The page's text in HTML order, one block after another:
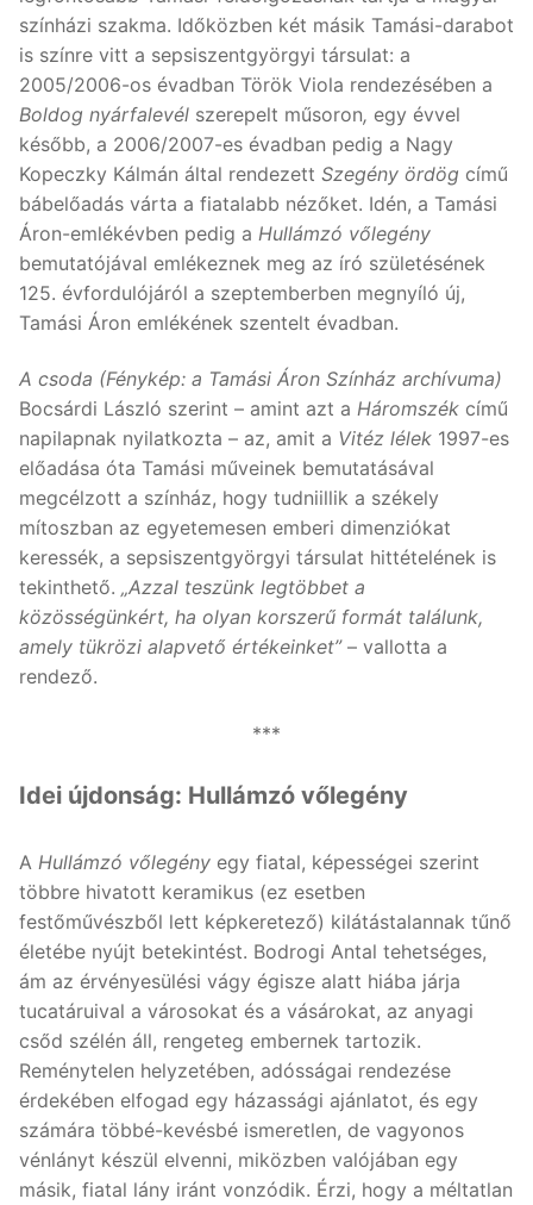
színházi szakma. Időközben két másik Tamási-darabot
is színre vitt a sepsiszentgyörgyi társulat: a
2005/2006-os évadban Török Viola rendezésében a
Boldog nyárfalevél szerepelt műsoron, egy évvel
később, a 2006/2007-es évadban pedig a Nagy
Kopeczky Kálmán által rendezett Szegény ördög című
bábelőadás várta a fiatalabb nézőket. Idén, a Tamási
Áron-emlékévben pedig a Hullámzó vőlegény
bemutatójával emlékeznek meg az író születésének
125. évfordulójáról a szeptemberben megnyíló új,
Tamási Áron emlékének szentelt évadban.
A csoda (Fénykép: a Tamási Áron Színház archívuma)
Bocsárdi László szerint – amint azt a Háromszék című
napilapnak nyilatkozta – az, amit a Vitéz lélek 1997-es
előadása óta Tamási műveinek bemutatásával
megcélzott a színház, hogy tudniillik a székely
mítoszban az egyetemesen emberi dimenziókat
keressék, a sepsiszentgyörgyi társulat hittételének is
tekinthető. „Azzal teszünk legtöbbet a
közösségünkért, ha olyan korszerű formát találunk,
amely tükrözi alapvető értékeinket” – vallotta a
rendező.
***
Idei újdonság: Hullámzó vőlegény
A Hullámzó vőlegény egy fiatal, képességei szerint
többre hivatott keramikus (ez esetben
festőművészből lett képkeretező) kilátástalannak tűnő
életébe nyújt betekintést. Bodrogi Antal tehetséges,
ám az érvényesülési vágy égisze alatt hiába járja
tucatáruival a városokat és a vásárokat, az anyagi
csőd szélén áll, rengeteg embernek tartozik.
Reménytelen helyzetében, adósságai rendezése
érdekében elfogad egy házassági ajánlatot, és egy
számára többé-kevésbé ismeretlen, de vagyonos
vénlányt készül elvenni, miközben valójában egy
másik, fiatal lány iránt vonzódik. Érzi, hogy a méltatlan